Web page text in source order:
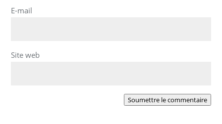
E-mail
Site web
Soumettre le commentaire